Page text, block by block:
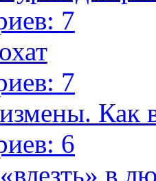
7
7
Как
6
в